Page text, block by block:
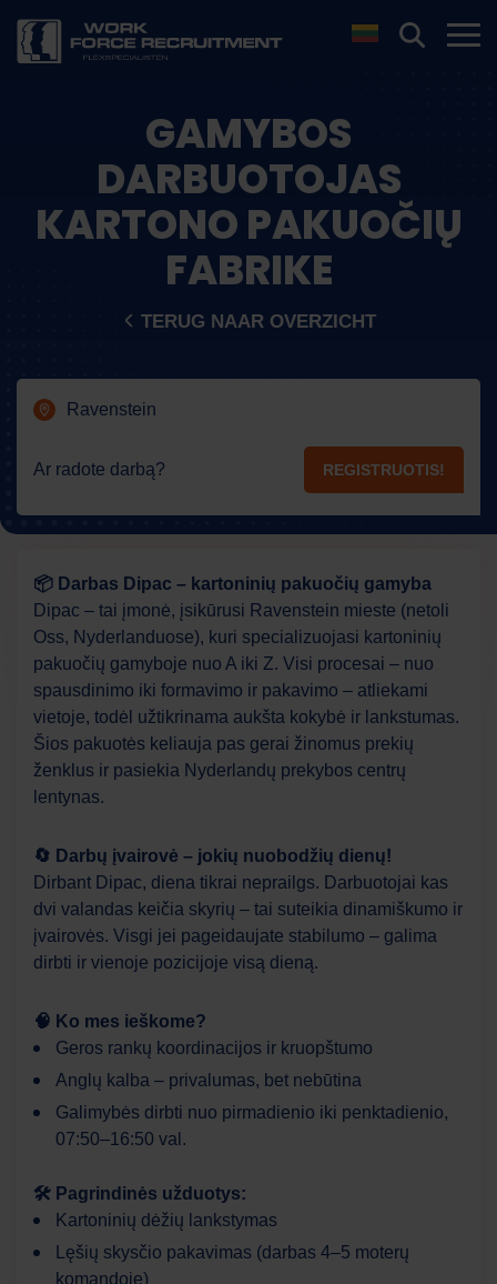
GAMYBOS
DARBUOTOJAS
KARTONO PAKUOČIŲ
FABRIKE
TERUG NAAR OVERZICHT
Ravenstein
Ar radote darbą? REGISTRUOTIS!
📦 Darbas Dipac – kartoninių pakuočių gamyba
Dipac – tai įmonė, įsikūrusi Ravenstein mieste (netoli
Oss, Nyderlanduose), kuri specializuojasi kartoninių
pakuočių gamyboje nuo A iki Z. Visi procesai – nuo
spausdinimo iki formavimo ir pakavimo – atliekami
vietoje, todėl užtikrinama aukšta kokybė ir lankstumas.
Šios pakuotės keliauja pas gerai žinomus prekių
ženklus ir pasiekia Nyderlandų prekybos centrų
lentynas.
🔄 Darbų įvairovė – jokių nuobodžių dienų!
Dirbant Dipac, diena tikrai neprailgs. Darbuotojai kas
dvi valandas keičia skyrių – tai suteikia dinamiškumo ir
įvairovės. Visgi jei pageidaujate stabilumo – galima
dirbti ir vienoje pozicijoje visą dieną.
🧠 Ko mes ieškome?
Geros rankų koordinacijos ir kruopštumo
Anglų kalba – privalumas, bet nebūtina
Galimybės dirbti nuo pirmadienio iki penktadienio,
07:50–16:50 val.
🛠 Pagrindinės užduotys:
Kartoninių dėžių lankstymas
Lęšių skysčio pakavimas (darbas 4–5 moterų
komandoje)
Sveiki! Kuo galiu jums šiandien padėti?